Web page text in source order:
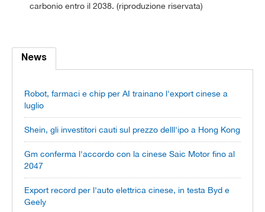
carbonio entro il 2038. (riproduzione riservata)
News
Robot, farmaci e chip per AI trainano l'export cinese a
luglio
Shein, gli investitori cauti sul prezzo delll'ipo a Hong Kong
Gm conferma l'accordo con la cinese Saic Motor fino al
2047
Export record per l'auto elettrica cinese, in testa Byd e
Geely